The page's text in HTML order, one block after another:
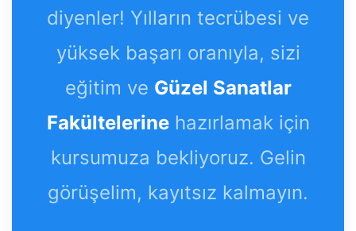
diyenler! Yılların tecrübesi ve
yüksek başarı oranıyla, sizi
eğitim ve Güzel Sanatlar
Fakültelerinehazırlamak için
kursumuza bekliyoruz. Gelin
görüşelim, kayıtsız kalmayın.